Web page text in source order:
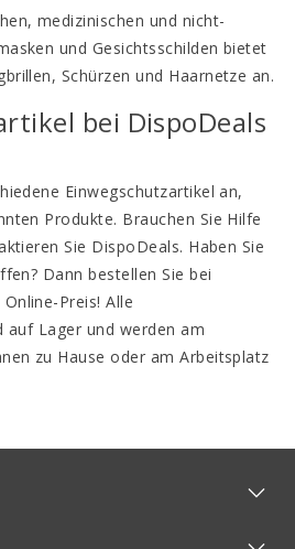
medizinischen und nicht-
und Gesichtsschilden bietet
Schürzen und Haarnetze an.
bei DispoDeals
Einwegschutzartikel an,
Produkte. Brauchen Sie Hilfe
Sie DispoDeals. Haben Sie
Dann bestellen Sie bei
Preis! Alle
auf Lager und werden am
zu Hause oder am Arbeitsplatz